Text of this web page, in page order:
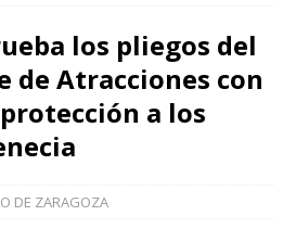
los pliegos del
de Atracciones con
a los
DE ZARAGOZA